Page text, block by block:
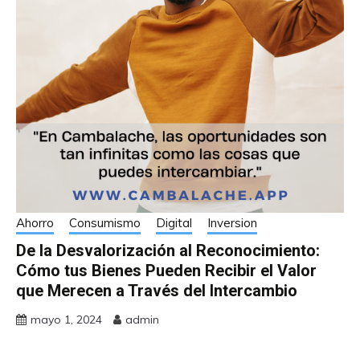
Ahorro Consumismo Digital Inversion
De la Desvalorización al Reconocimiento:
Cómo tus Bienes Pueden Recibir el Valor
que Merecen a Través del Intercambio
mayo 1, 2024 admin